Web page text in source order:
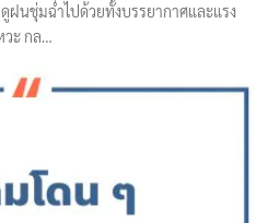
ฝนชุ่มฉ่ำไปด้วยทั้งบรรยากาศและแรง
วะ กล…